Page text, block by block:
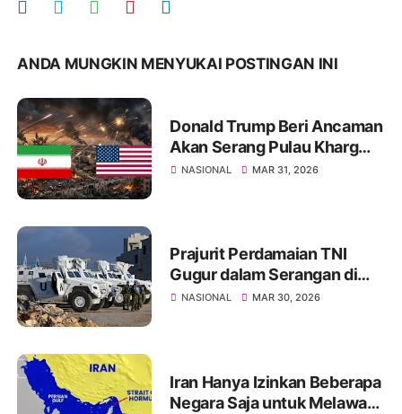
ANDA MUNGKIN MENYUKAI POSTINGAN INI
Donald Trump Beri Ancaman
Akan Serang Pulau Kharg
Bila Kesepakatan Damai
NASIONAL MAR 31, 2026
Prajurit Perdamaian TNI
Gugur dalam Serangan di
Libanon, Israel Diduga yang
NASIONAL MAR 30, 2026
Iran Hanya Izinkan Beberapa
Negara Saja untuk Melawati